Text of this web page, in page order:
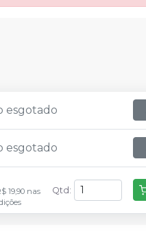
esgotado
esgotado
19,90 nas
Qtd :